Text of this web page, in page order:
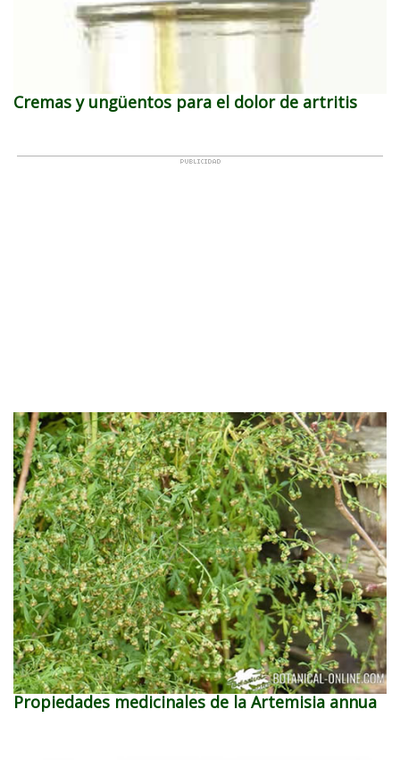
Cremas y ungüentos para el dolor de artritis
Propiedades medicinales de la Artemisia annua